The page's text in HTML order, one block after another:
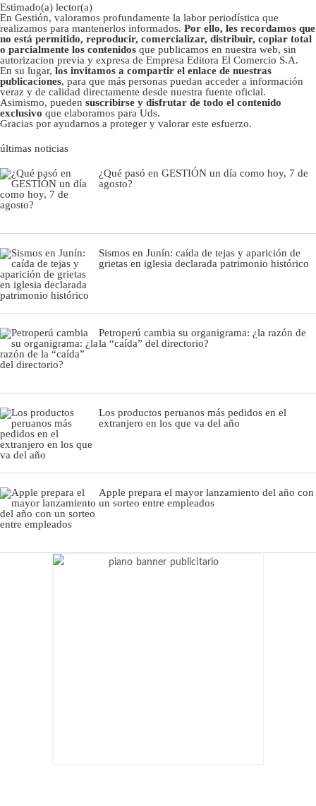
Estimado(a) lector(a)
En Gestión, valoramos profundamente la labor periodística que
realizamos para mantenerlos informados. Por ello, les recordamos que
no está permitido, reproducir, comercializar, distribuir, copiar total
o parcialmente los contenidos que publicamos en nuestra web, sin
autorizacion previa y expresa de Empresa Editora El Comercio S.A.
En su lugar, los invitamos a compartir el enlace de nuestras
publicaciones, para que más personas puedan acceder a información
veraz y de calidad directamente desde nuestra fuente oficial.
Asimismo, pueden suscribirse y disfrutar de todo el contenido
exclusivo que elaboramos para Uds.
Gracias por ayudarnos a proteger y valorar este esfuerzo.
últimas noticias
¿Qué pasó en GESTIÓN un día como hoy, 7 de
agosto?
Sismos en Junín: caída de tejas y aparición de
grietas en iglesia declarada patrimonio histórico
Petroperú cambia su organigrama: ¿la razón de
la “caída” del directorio?
Los productos peruanos más pedidos en el
extranjero en los que va del año
Apple prepara el mayor lanzamiento del año con
un sorteo entre empleados